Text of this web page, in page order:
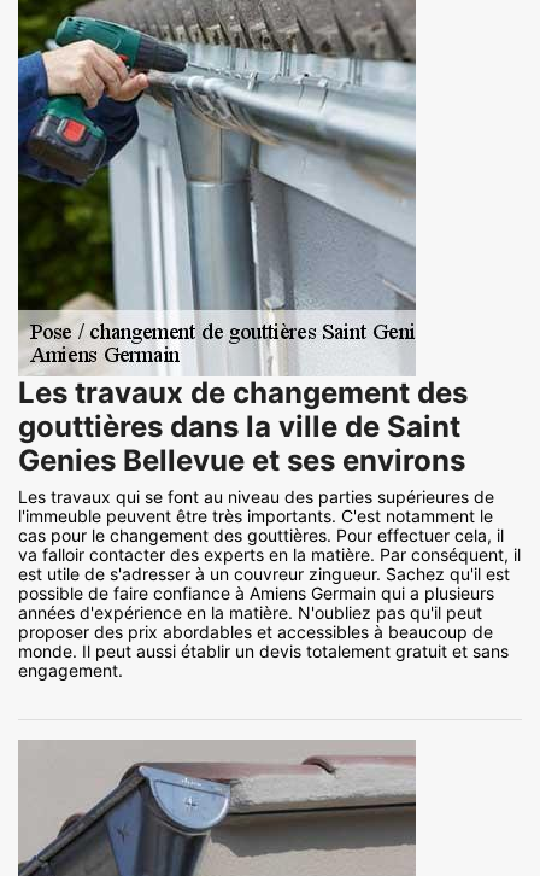
Les travaux de changement des
gouttières dans la ville de Saint
Genies Bellevue et ses environs
Les travaux qui se font au niveau des parties supérieures de
l'immeuble peuvent être très importants. C'est notamment le
cas pour le changement des gouttières. Pour effectuer cela, il
va falloir contacter des experts en la matière. Par conséquent, il
est utile de s'adresser à un couvreur zingueur. Sachez qu'il est
possible de faire confiance à Amiens Germain qui a plusieurs
années d'expérience en la matière. N'oubliez pas qu'il peut
proposer des prix abordables et accessibles à beaucoup de
monde. Il peut aussi établir un devis totalement gratuit et sans
engagement.